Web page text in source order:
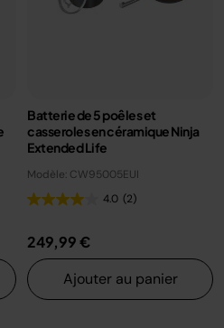
Batterie de 5 poêles et
casseroles en céramique Ninja
Extended Life
Modèle: CW95005EUI
4.0 (2)
249,99 €
Ajouter au panier